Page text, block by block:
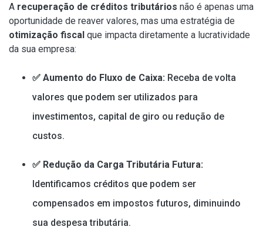
A recuperação de créditos tributários não é apenas uma
oportunidade de reaver valores, mas uma estratégia de
otimização fiscal que impacta diretamente a lucratividade
da sua empresa:
✅ Aumento do Fluxo de Caixa: Receba de volta
valores que podem ser utilizados para
investimentos, capital de giro ou redução de
custos.
✅ Redução da Carga Tributária Futura:
Identificamos créditos que podem ser
compensados em impostos futuros, diminuindo
sua despesa tributária.